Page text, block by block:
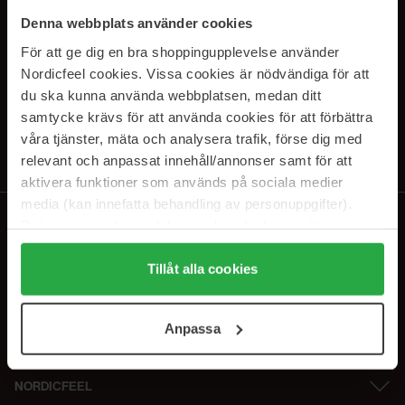
Denna webbplats använder cookies
För att ge dig en bra shoppingupplevelse använder
Nordicfeel cookies. Vissa cookies är nödvändiga för att
du ska kunna använda webbplatsen, medan ditt
samtycke krävs för att använda cookies för att förbättra
våra tjänster, mäta och analysera trafik, förse dig med
relevant och anpassat innehåll/annonser samt för att
aktivera funktioner som används på sociala medier
media (kan innefatta behandling av personuppgifter).
Genom att trycka på "Tillåt alla cookies" accepterar du
alla cookies, medan du under "Detaljer" kan anpassa
användningen av cookies. Du kan när som helst återkalla
samt vår Integritetspolicy.
Tillåt alla cookies
Anpassa
PRENUMERERA PÅ VÅRA
NYHETSBREV
E-postadress
Genom att prenumerera accepterar du vårIntegritetspolicy.
NORDICFEEL